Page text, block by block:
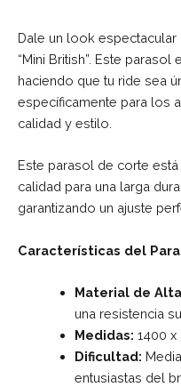
Dale un look espectacular
“Mini British”. Este parasol
haciendo que tu ride sea
específicamente para los
calidad y estilo.
Este parasol de corte
calidad para una larga
garantizando un ajuste
Características del
Material de
una resistencia
Medidas: 1400 x
Dificultad:
entusiastas del